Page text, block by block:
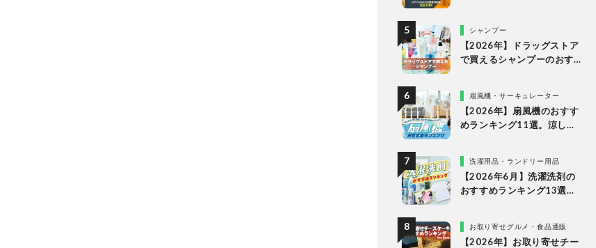
シャンプー
【2026年】ドラッグストア
で買えるシャンプーのおす
比較扇風機・サーキュレーター
【2026年】扇風機のおすす
めランキング11選。涼しい
洗濯用品・ランドリー用品
【2026年6月】洗濯洗剤の
おすすめランキング13選。
検証お取り寄せグルメ・食品通販
【2026年】お取り寄せチー